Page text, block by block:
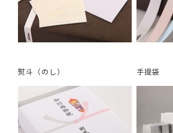
熨斗（のし） 手提袋